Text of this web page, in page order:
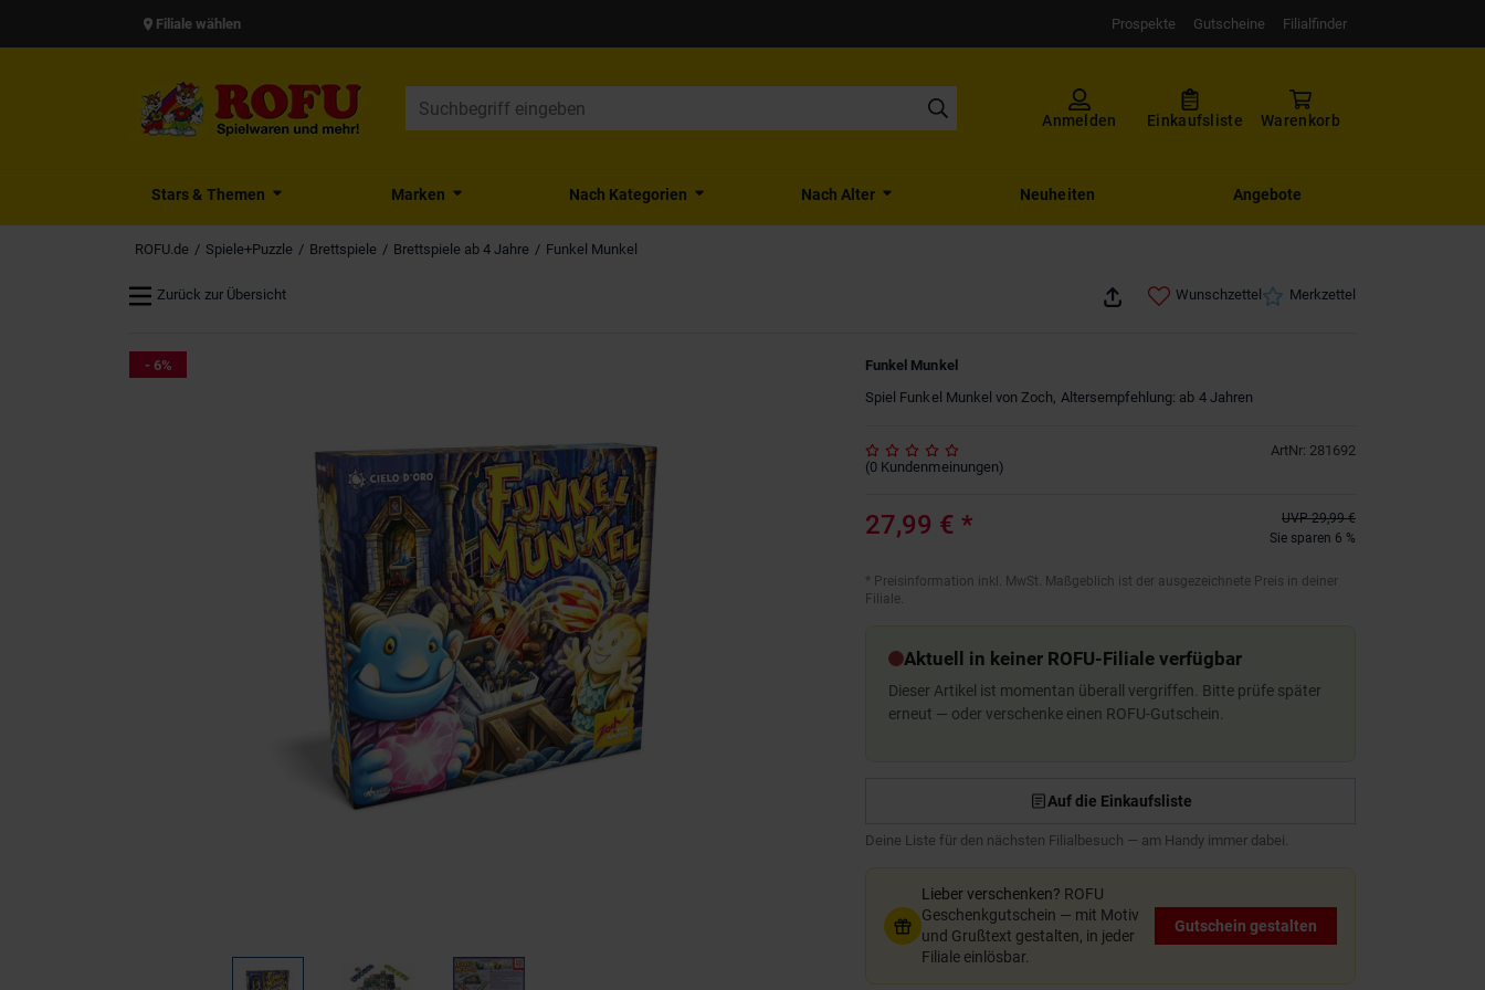
Filiale wählen Prospekte Gutscheine Filialfinder
Anmelden Einkaufsliste Warenkorb
Stars & Themen Marken Nach Kategorien Nach Alter Neuheiten Angebote
ROFU.de Spiele+Puzzle Brettspiele Brettspiele ab 4 Jahre Funkel Munkel
Zurück zur Übersicht Wunschzettel Merkzettel
- 6%
Funkel Munkel
Spiel Funkel Munkel von Zoch, Altersempfehlung: ab 4 Jahren
ArtNr: 281692
(0 Kundenmeinungen)
27,99 € * UVP 29,99 €
Sie sparen 6 %
* Preisinformation inkl. MwSt. Maßgeblich ist der ausgezeichnete Preis in deiner
Filiale.
Aktuell in keiner ROFU-Filiale verfügbar
Dieser Artikel ist momentan überall vergriffen. Bitte prüfe später
erneut — oder verschenke einen ROFU-Gutschein.
Auf die Einkaufsliste
Deine Liste für den nächsten Filialbesuch — am Handy immer dabei.
Lieber verschenken? ROFU
Geschenkgutschein — mit Motiv
und Grußtext gestalten, in jeder
Filiale einlösbar.
Gutschein gestalten